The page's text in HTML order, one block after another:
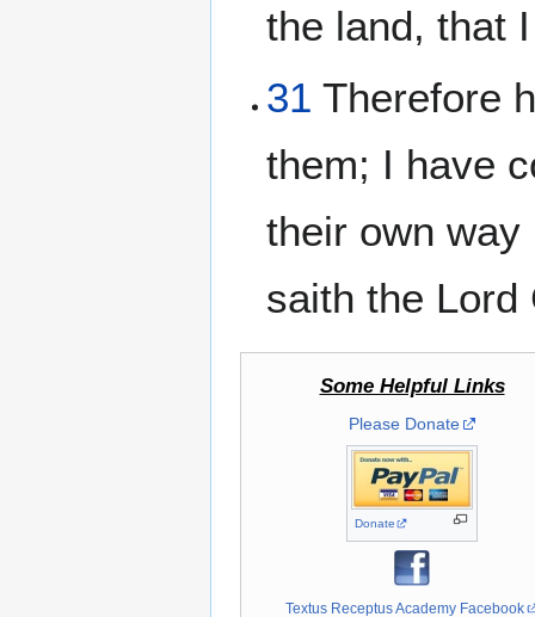
the land, that
31 Therefore
them; I have
their own
saith the Lord
Some Helpful Links
Please Donate
Donate
Textus Receptus Academy Facebook